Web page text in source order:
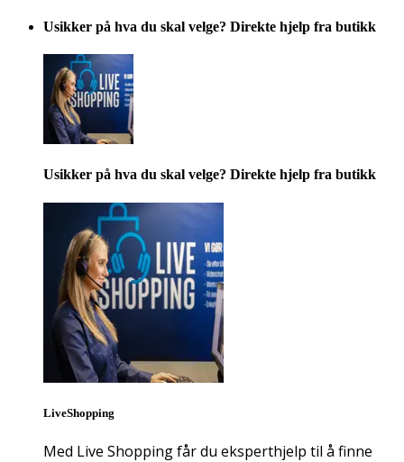
Usikker på hva du skal velge? Direkte hjelp fra butikk
Usikker på hva du skal velge? Direkte hjelp fra butikk
LiveShopping
Med Live Shopping får du eksperthjelp til å finne